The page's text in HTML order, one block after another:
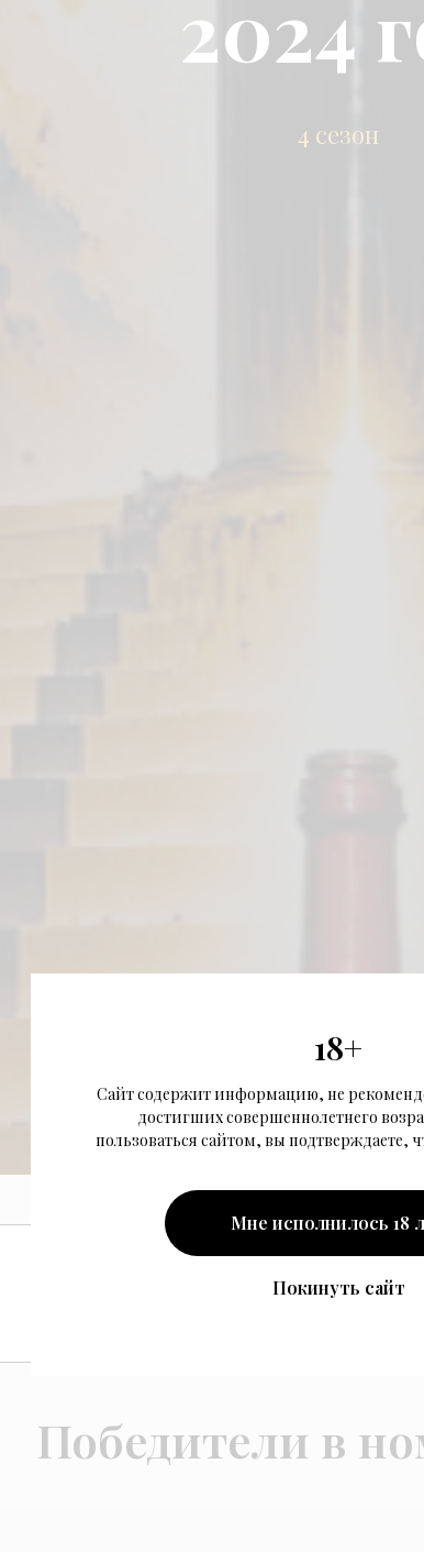
18+
Сайт содержит информацию, не
достигших совершеннолетнего
пользоваться сайтом, вы подтверждаете,
Мне исполнилось 18
Покинуть сайт
2024
4 сезон
Победители в